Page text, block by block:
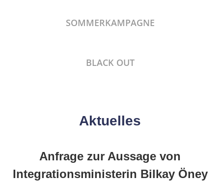
SOMMERKAMPAGNE
BLACK OUT
Aktuelles
Anfrage zur Aussage von
Integrationsministerin Bilkay Öney